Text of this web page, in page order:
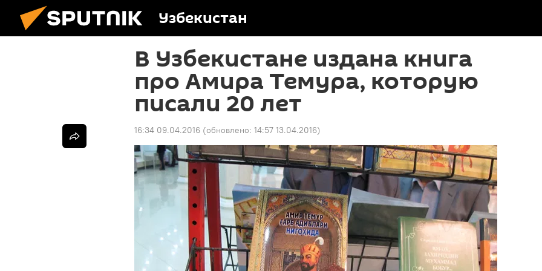
Узбекистан
В Узбекистане издана книга
про Амира Темура, которую
писали 20 лет
16:34 09.04.2016 (обновлено: 14:57 13.04.2016)